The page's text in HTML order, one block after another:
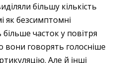
більшу кількість
як безсимптомні
часток у повітря
вони говорять голосніше
Але й інші